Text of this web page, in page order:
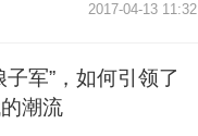
2017-04-13 11:32
子军”，如何引领了
潮流